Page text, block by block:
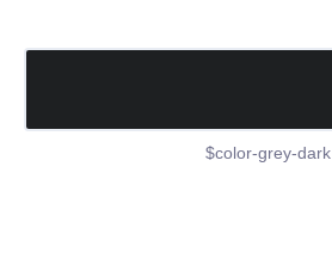
$color-grey-dark